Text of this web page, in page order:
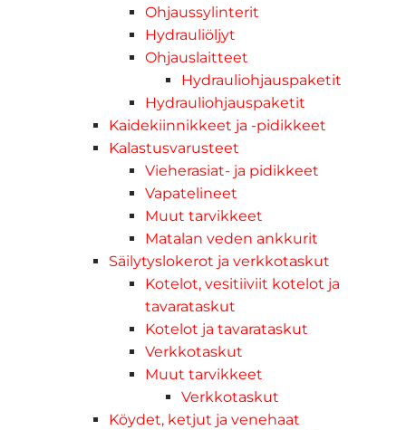
Ohjaussylinterit
Hydrauliöljyt
Ohjauslaitteet
Hydrauliohjauspaketit
Hydrauliohjauspaketit
Kaidekiinnikkeet ja -pidikkeet
Kalastusvarusteet
Vieherasiat- ja pidikkeet
Vapatelineet
Muut tarvikkeet
Matalan veden ankkurit
Säilytyslokerot ja verkkotaskut
Kotelot, vesitiiviit kotelot ja
tavarataskut
Kotelot ja tavarataskut
Verkkotaskut
Muut tarvikkeet
Verkkotaskut
Köydet, ketjut ja venehaat